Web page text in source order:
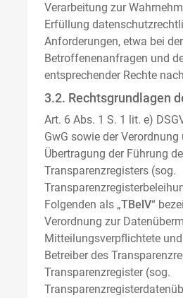
Verarbeitung zur
Erfüllung
Anforderungen, etwa bei
Betroffenenanfragen und
entsprechender Rechte
3.2. Rechtsgrundlagen
Art. 6 Abs. 1 S. 1 lit. e)
GwG sowie der Verordnung
Übertragung der Führung
Transparenzregisters (sog.
Folgenden als „TBelV“
Verordnung zur
Mitteilungsverpflichtete
Betreiber des
Transparenzregister (sog.